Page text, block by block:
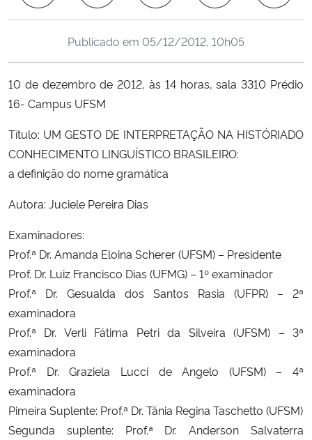
Ministério da Educação
Ministério da Cidadania
Ministério de Minas e Energia
Ministério da Ciência, Tecnologia, Inovações e Comunicações
Ministério do Desenvolvimento Regional
Controladoria-Geral da União
Ministério da Mulher, da Família e dos Direitos Humanos
Secretaria-Geral
Secretaria de Governo
Publicado em 05/12/2012, 10h05
10 de dezembro de 2012, às 14 horas, sala 3310 Prédio
16- Campus UFSM
Título: UM GESTO DE INTERPRETAÇÃO NA HISTÓRIADO
CONHECIMENTO LINGUÍSTICO BRASILEIRO:
a definição do nome gramática
Autora: Juciele Pereira Dias
Examinadores:
Prof.ª Dr. Amanda Eloina Scherer (UFSM) – Presidente
Prof. Dr. Luiz Francisco Dias (UFMG) – 1º examinador
Prof.ª Dr. Gesualda dos Santos Rasia (UFPR) – 2ª
examinadora
Prof.ª Dr. Verli Fátima Petri da Silveira (UFSM) – 3ª
examinadora
Prof.ª Dr. Graziela Lucci de Angelo (UFSM) – 4ª
examinadora
Pimeira Suplente: Prof.ª Dr. Tânia Regina Taschetto (UFSM)
Segunda suplente: Prof.ª Dr. Anderson Salvaterra